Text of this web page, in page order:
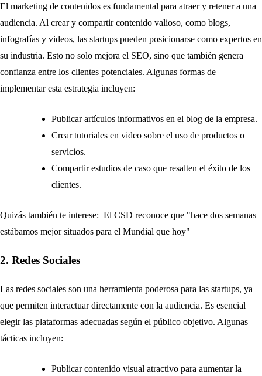
El marketing de contenidos es fundamental para atraer y retener a una
audiencia. Al crear y compartir contenido valioso, como blogs,
infografías y videos, las startups pueden posicionarse como expertos en
su industria. Esto no solo mejora el SEO, sino que también genera
confianza entre los clientes potenciales. Algunas formas de
implementar esta estrategia incluyen:
Publicar artículos informativos en el blog de la empresa.
Crear tutoriales en video sobre el uso de productos o
servicios.
Compartir estudios de caso que resalten el éxito de los
clientes.
Quizás también te interese: El CSD reconoce que "hace dos semanas
estábamos mejor situados para el Mundial que hoy"
2. Redes Sociales
Las redes sociales son una herramienta poderosa para las startups, ya
que permiten interactuar directamente con la audiencia. Es esencial
elegir las plataformas adecuadas según el público objetivo. Algunas
tácticas incluyen:
Publicar contenido visual atractivo para aumentar la